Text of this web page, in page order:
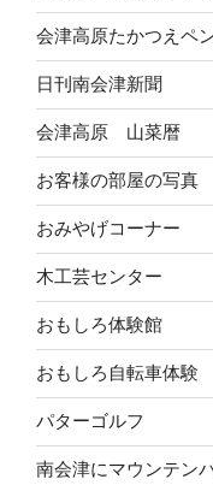
会津高原たかつえペ
日刊南会津新聞
会津高原 山菜暦
お客様の部屋の写真
おみやげコーナー
木工芸センター
おもしろ体験館
おもしろ自転車体験
パターゴルフ
南会津にマウンテン